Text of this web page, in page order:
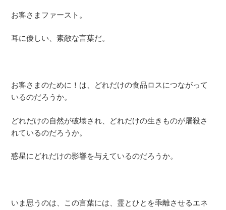
お客さまファースト。
耳に優しい、素敵な言葉だ。
お客さまのために！は、どれだけの食品ロスにつながって
いるのだろうか。
どれだけの自然が破壊され、どれだけの生きものが屠殺さ
れているのだろうか。
惑星にどれだけの影響を与えているのだろうか。
いま思うのは、この言葉には、霊とひとを乖離させるエネ